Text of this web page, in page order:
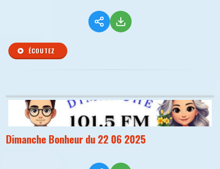
ÉCOUTEZ
Dimanche Bonheur du 22 06 2025